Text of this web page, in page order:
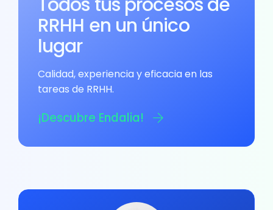
RRHH en un único
lugar
Calidad, experiencia y eficacia en las
tareas de RRHH.
¡Descubre Endalia!